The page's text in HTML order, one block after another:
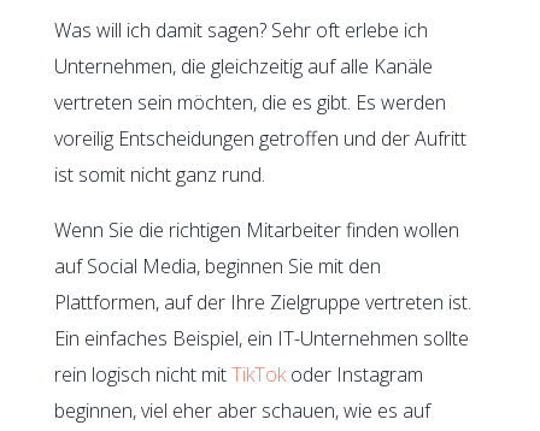
Was will ich damit sagen? Sehr oft erlebe ich
Unternehmen, die gleichzeitig auf alle Kanäle
vertreten sein möchten, die es gibt. Es werden
voreilig Entscheidungen getroffen und der Aufritt
ist somit nicht ganz rund.
Wenn Sie die richtigen Mitarbeiter finden wollen
auf Social Media, beginnen Sie mit den
Plattformen, auf der Ihre Zielgruppe vertreten ist.
Ein einfaches Beispiel, ein IT-Unternehmen sollte
rein logisch nicht mitTikTokoder Instagram
beginnen, viel eher aber schauen, wie es auf